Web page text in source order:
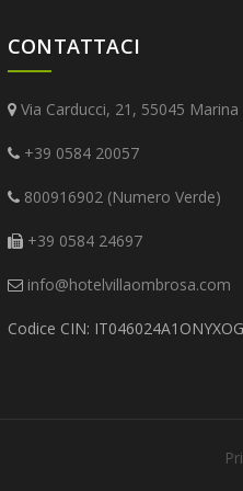
CONTATTACI
Via Carducci, 21, 55045
+39 0584 20057
800916902 (Numero Verde)
+39 0584 24697
info@hotelvillaombrosa.com
Codice CIN: